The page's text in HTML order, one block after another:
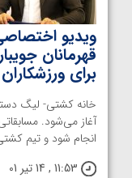
ویدیو
قهرمانان
برای
آغاز می‌شود.
انجام شود و تیم
11:53 , 14 تیر 01